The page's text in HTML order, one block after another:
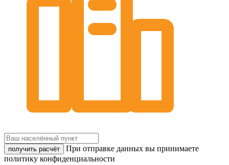
получить расчёт
При отправке данных вы принимаете
политику конфиденциальности